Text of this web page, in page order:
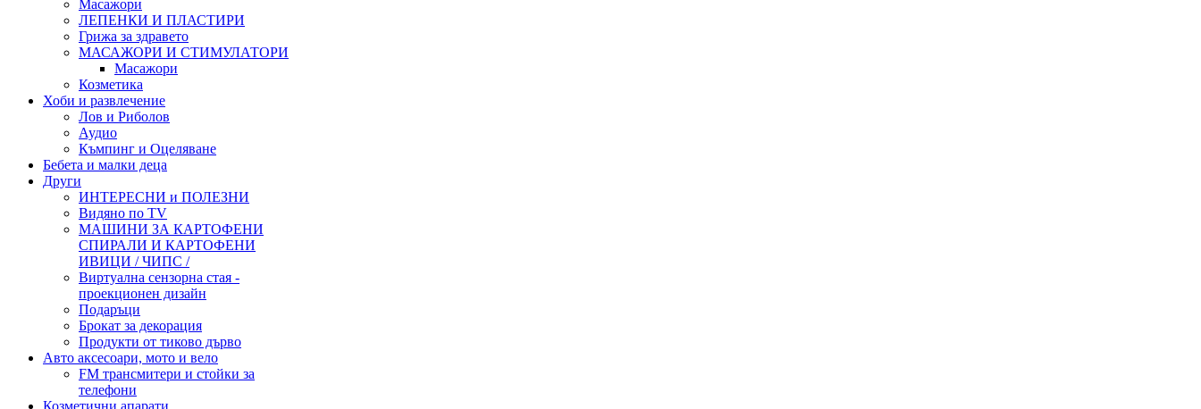
Масажори
ЛЕПЕНКИ И ПЛАСТИРИ
Грижа за здравето
МАСАЖОРИ И СТИМУЛАТОРИ
Масажори
Козметика
Хоби и развлечение
Лов и Риболов
Аудио
Къмпинг и Оцеляване
Бебета и малки деца
Други
ИНТЕРЕСНИ и ПОЛЕЗНИ
Видяно по TV
МАШИНИ ЗА КАРТОФЕНИ
СПИРАЛИ И КАРТОФЕНИ
ИВИЦИ / ЧИПС /
Виртуална сензорна стая -
проекционен дизайн
Подаръци
Брокат за декорация
Продукти от тиково дърво
Авто аксесоари, мото и вело
FM трансмитери и стойки за
телефони
Козметични апарати